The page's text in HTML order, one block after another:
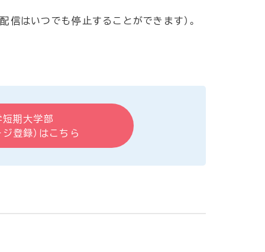
信はいつでも停止することができます）。
期大学部
登録）はこちら